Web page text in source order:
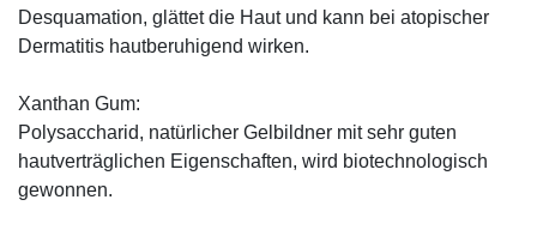
Desquamation, glättet die Haut und kann bei atopischer
Dermatitis hautberuhigend wirken.
Xanthan Gum:
Polysaccharid, natürlicher Gelbildner mit sehr guten
hautverträglichen Eigenschaften, wird biotechnologisch
gewonnen.